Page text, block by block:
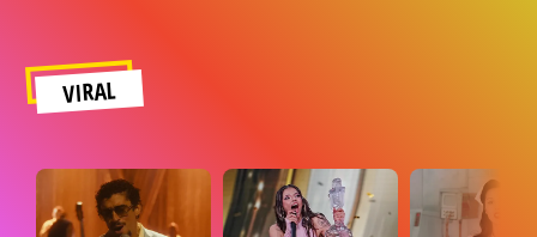
VIRAL